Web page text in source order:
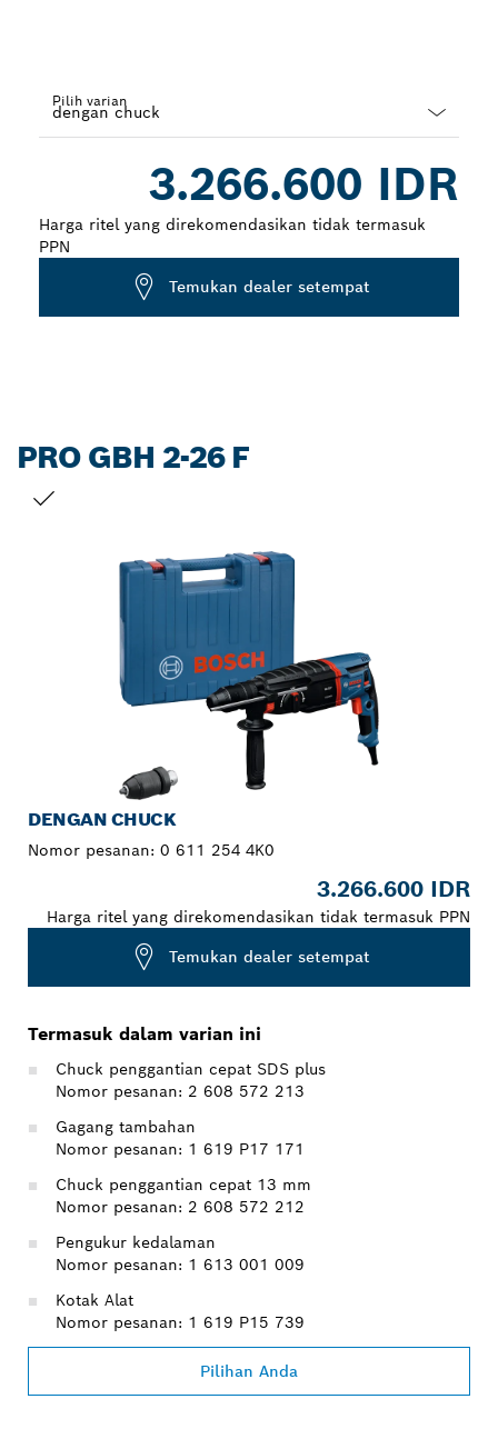
Pilih varian
3.266.600 IDR
Harga ritel yang direkomendasikan tidak termasuk
PPN
Temukan dealer setempat
PRO GBH 2-26 F
DENGAN CHUCK
Nomor pesanan: 0 611 254 4K0
3.266.600 IDR
Harga ritel yang direkomendasikan tidak termasuk PPN
Temukan dealer setempat
Termasuk dalam varian ini
Chuck penggantian cepat SDS plus
Nomor pesanan: 2 608 572 213
Gagang tambahan
Nomor pesanan: 1 619 P17 171
Chuck penggantian cepat 13 mm
Nomor pesanan: 2 608 572 212
Pengukur kedalaman
Nomor pesanan: 1 613 001 009
Kotak Alat
Nomor pesanan: 1 619 P15 739
Pilihan Anda